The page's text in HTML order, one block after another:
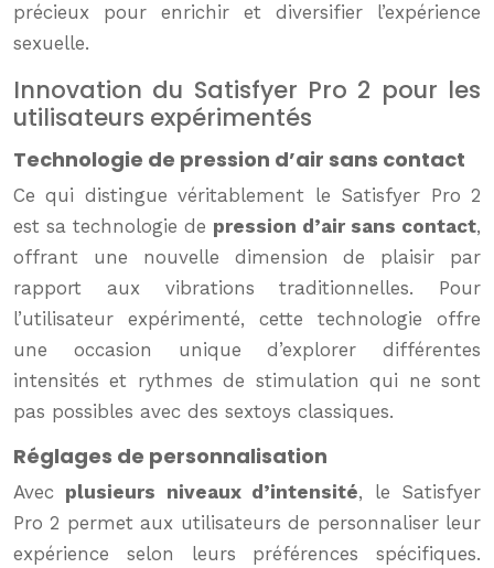
précieux pour enrichir et diversifier l’expérience
sexuelle.
Innovation du Satisfyer Pro 2 pour les
utilisateurs expérimentés
Technologie de pression d’air sans contact
Ce qui distingue véritablement le Satisfyer Pro 2
est sa technologie de pression d’air sans contact,
offrant une nouvelle dimension de plaisir par
rapport aux vibrations traditionnelles. Pour
l’utilisateur expérimenté, cette technologie offre
une occasion unique d’explorer différentes
intensités et rythmes de stimulation qui ne sont
pas possibles avec des sextoys classiques.
Réglages de personnalisation
Avec plusieurs niveaux d’intensité, le Satisfyer
Pro 2 permet aux utilisateurs de personnaliser leur
expérience selon leurs préférences spécifiques.